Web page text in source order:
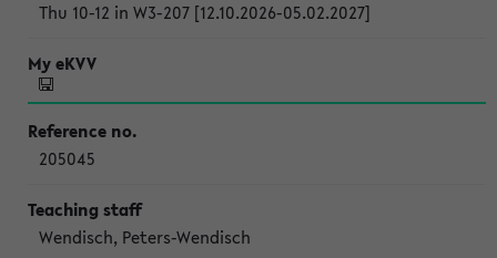
Thu 10-12 in W3-207 [12.10.2026-05.02.2027]
205045
Wendisch, Peters-Wendisch